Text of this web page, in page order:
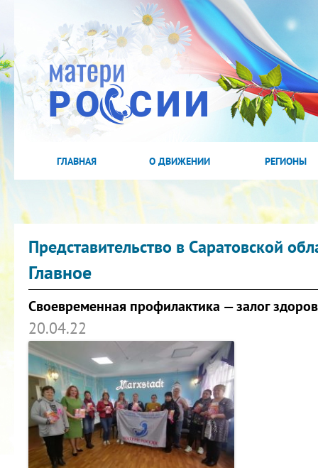
ГЛАВНАЯ О ДВИЖЕНИИ РЕГИОНЫ
Представительство в Саратовской
Главное
Своевременная профилактика — залог
20.04.22